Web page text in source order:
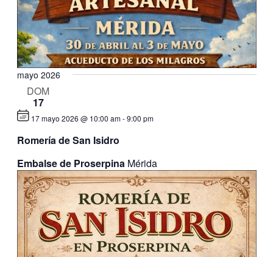
mayo 2026
DOM
17
Romería de San Isidro
17 mayo 2026 @ 10:00 am-9:00 pm
Embalse de Proserpina Mérida